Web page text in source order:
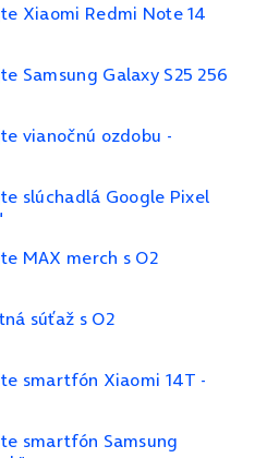
Xiaomi Redmi Note 14
Samsung Galaxy S25 256
vianočnú ozdobu -
slúchadlá Google Pixel
MAX merch s O2
súťaž s O2
smartfón Xiaomi 14T -
smartfón Samsung